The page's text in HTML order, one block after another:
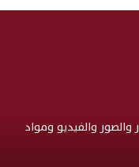
والصور والفيديو ومواد